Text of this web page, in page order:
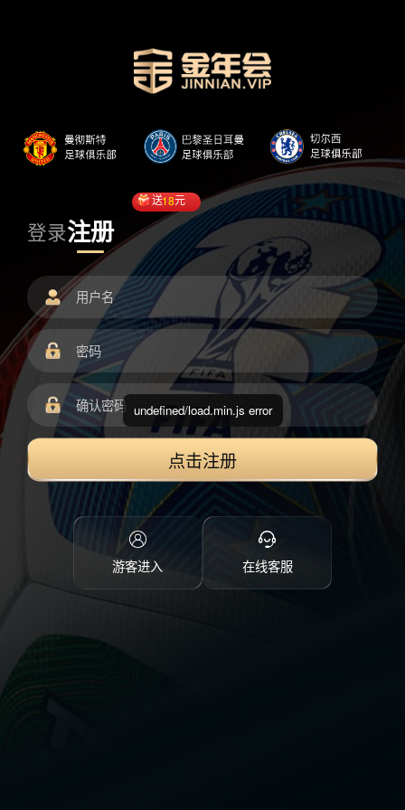
登录注册
送18元
点击注册
游客进入 在线客服
undefined/load.min.js error